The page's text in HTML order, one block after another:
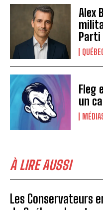
Alex
Parti
Fleg
un
À LIRE AUSSI
Les Conservateurs